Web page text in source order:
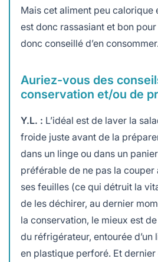
Mais cet aliment peu calorique
est donc rassasiant et bon
donc conseillé d’en consommer.
Auriez-vous des
conservation et/ou de
Y.L. : L’idéal est de laver la
froide juste avant de la
dans un linge ou dans un
préférable de ne pas la
ses feuilles (ce qui détruit la
de les déchirer, au dernier
la conservation, le mieux est
du réfrigérateur, entourée d’un
en plastique perforé. Et